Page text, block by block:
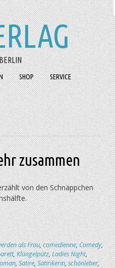
SHOP SERVICE
zusammen
von den Schnäppchen
als Frau,comedienne,Comedy,
,Klüngelpütz,Ladies Night,
,Satire,Satirikerin,schönleber,